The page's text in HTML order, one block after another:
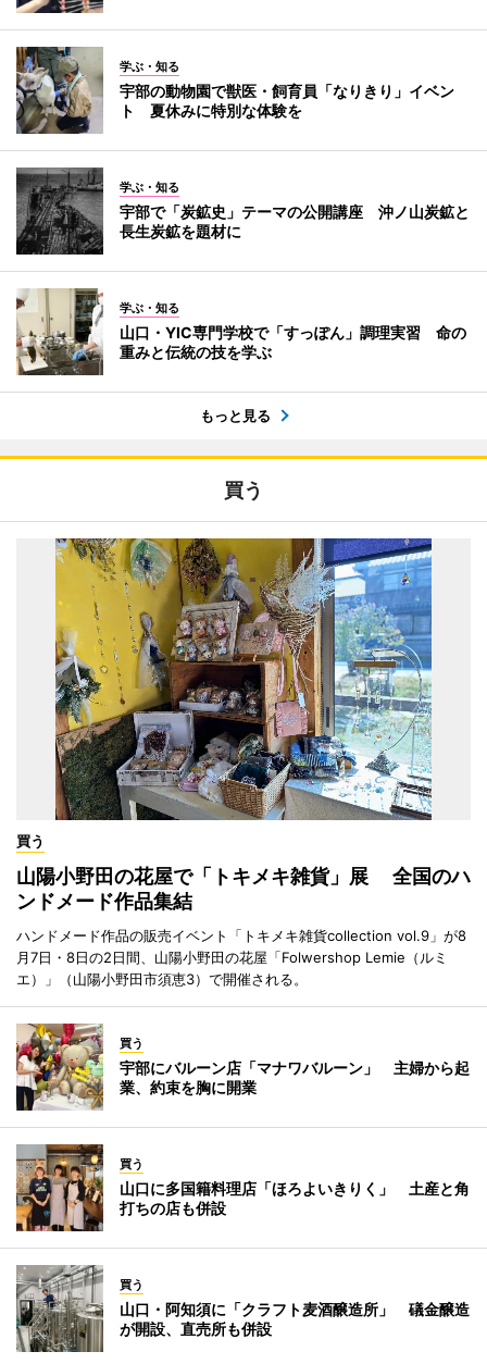
学ぶ・知る
宇部の動物園で獣医・飼育員「なりきり」イベン
ト 夏休みに特別な体験を
学ぶ・知る
宇部で「炭鉱史」テーマの公開講座 沖ノ山炭鉱と
長生炭鉱を題材に
学ぶ・知る
山口・YIC専門学校で「すっぽん」調理実習 命の
重みと伝統の技を学ぶ
もっと見る
買う
買う
山陽小野田の花屋で「トキメキ雑貨」展 全国のハ
ンドメード作品集結
ハンドメード作品の販売イベント「トキメキ雑貨collection vol.9」が8
月7日・8日の2日間、山陽小野田の花屋「Folwershop Lemie（ルミ
エ）」（山陽小野田市須恵3）で開催される。
買う
宇部にバルーン店「マナワバルーン」 主婦から起
業、約束を胸に開業
買う
山口に多国籍料理店「ほろよいきりく」 土産と角
打ちの店も併設
買う
山口・阿知須に「クラフト麦酒醸造所」 礒金醸造
が開設、直売所も併設